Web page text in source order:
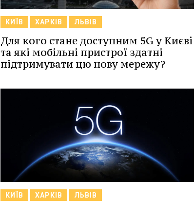
КИЇВ ХАРКІВ ЛЬВІВ
Для кого стане доступним 5G у Києві
та які мобільні пристрої здатні
підтримувати цю нову мережу?
КИЇВ ХАРКІВ ЛЬВІВ